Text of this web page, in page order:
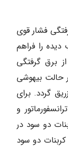
فشار قوی
دیده را فراهم
برق گرفتگی
حالت بیهوشی
گردد. برای
و
دو سود در
دو سود